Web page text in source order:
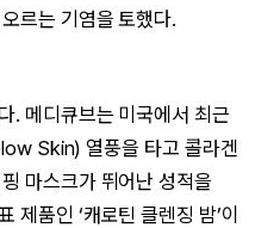
르는 기염을 토했다.
. 메디큐브는 미국에서 최근
Skin) 열풍을 타고 콜라겐
마스크가 뛰어난 성적을
제품인 ‘캐로틴 클렌징 밤’이